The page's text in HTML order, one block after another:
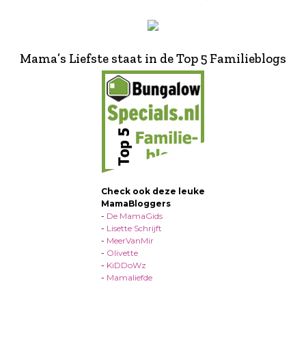
Mama’s Liefste staat in de Top 5 Familieblogs
Check ook deze leuke
MamaBloggers
- De MamaGids
- Lisette Schrijft
- MeerVanMir
- Olivette
- KiDDoWz
- Mamaliefde